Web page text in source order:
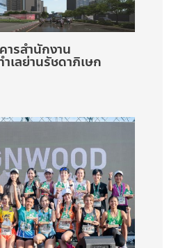
ารสำนักงาน
ลย่านรัชดาภิเษก